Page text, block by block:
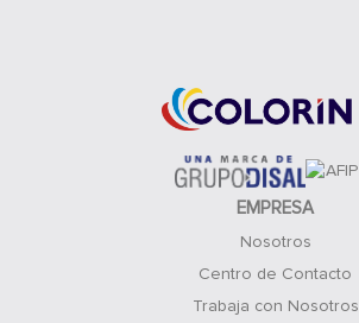
EMPRESA
Nosotros
Centro de Contacto
Trabaja con Nosotros